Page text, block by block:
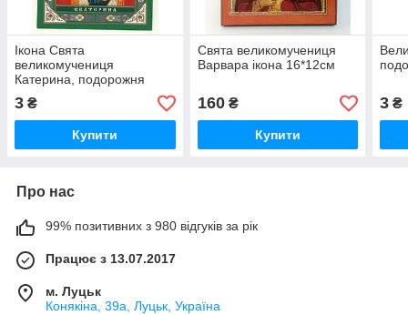
Ікона Свята
великомучениця
Катерина, подорожня
ікона 8 х 6см
3 ₴
Купити
Свята великомучениця
Варвара ікона 16*12см
160₴
Купити
3 ₴
Про нас
99% позитивних з 980 відгуків за рік
Працює з 13.07.2017
м. Луцьк
Конякіна, 39а, Луцьк, Україна